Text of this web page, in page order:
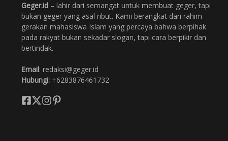
Geger.id – lahir dari semangat untuk membuat geger, tapi
bukan geger yang asal ribut. Kami berangkat dari rahim
gerakan mahasiswa Islam yang percaya bahwa berpihak
pada rakyat bukan sekadar slogan, tapi cara berpikir dan
bertindak.
Email: redaksi@geger.id
Hubungi: +6283876461732